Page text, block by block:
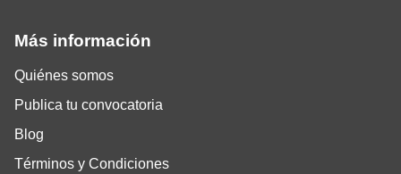
Más información
Quiénes somos
Publica tu convocatoria
Blog
Términos y Condiciones